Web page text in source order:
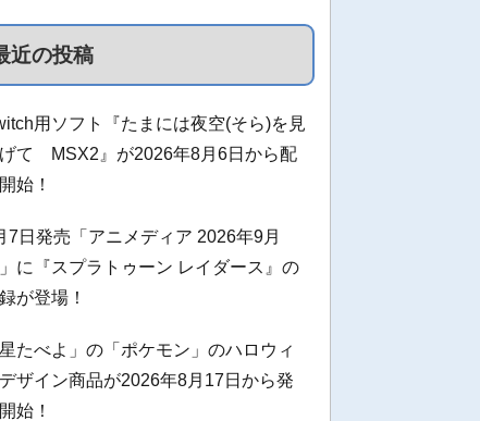
近の投稿
用ソフト『たまには夜空(そら)を見
げて MSX2』が2026年8月6日から配
始！
7日発売「アニメディア 2026年9月
に『スプラトゥーン レイダース』の
が登場！
星たべよ」の「ポケモン」のハロウィ
ザイン商品が2026年8月17日から発
始！